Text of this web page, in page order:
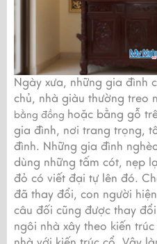
Ngày xưa, những gia đình
chủ, nhà giàu thường treo
bằng đồng hoặc bằng gỗ
gia đình, nơi trang trọng,
đình. Những gia đình
dùng những tấm cót, nẹp
đỏ có viết đại tự lên đó.
đã thay đổi, con người
câu đối cũng được thay
ngôi nhà xây theo kiến